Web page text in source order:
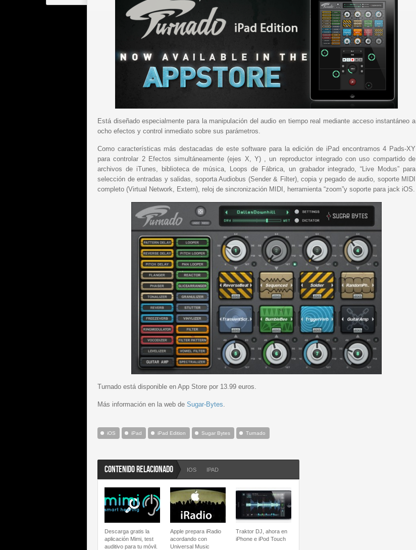
Está diseñado especialmente para la manipulación del audio en tiempo real mediante acceso instantáneo a
ocho efectos y control inmediato sobre sus parámetros.
Como características más destacadas de este software para la edición de iPad encontramos 4 Pads-XY
para controlar 2 Efectos simultáneamente (ejes X, Y) , un reproductor integrado con uso compartido de
archivos de iTunes, biblioteca de música, Loops de Fábrica, un grabador integrado, “Live Modus” para
selección de entradas y salidas, soporta Audiobus (Sender & Filter), copia y pegado de audio, soporte MIDI
completo (Virtual Network, Extern), reloj de sincronización MIDI, herramienta “zoom”y soporte para jack iOS.
Turnado está disponible en App Store por 13.99 euros.
Más información en la web de Sugar-Bytes.
iOS iPad iPad Edition Sugar Bytes Turnado
CONTENIDO RELACIONADO IOS IPAD
Descarga gratis la
aplicación Mimi, test
auditivo para tu móvil.
Apple prepara iRadio
acordando con
Universal Music
Traktor DJ, ahora en
iPhone e iPod Touch